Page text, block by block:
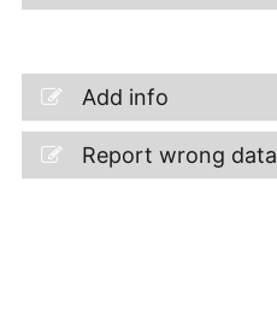
Add info
Report wrong data